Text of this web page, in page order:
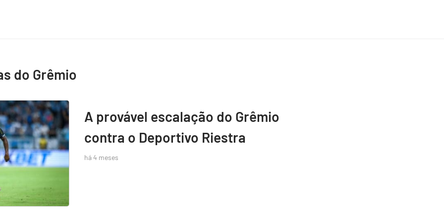
do Grêmio
A provável escalação do Grêmio
contra o Deportivo Riestra
há 4 meses